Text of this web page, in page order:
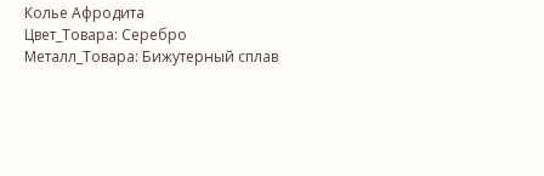
Колье Афродита
Цвет_Товара: Серебро
Металл_Товара: Бижутерный сплав